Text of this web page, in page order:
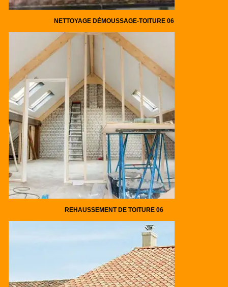
NETTOYAGE DÉMOUSSAGE-TOITURE 06
REHAUSSEMENT DE TOITURE 06